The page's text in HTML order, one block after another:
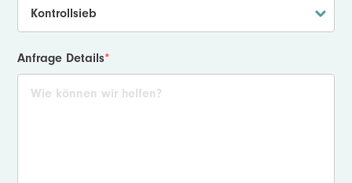
Anfrage Details*